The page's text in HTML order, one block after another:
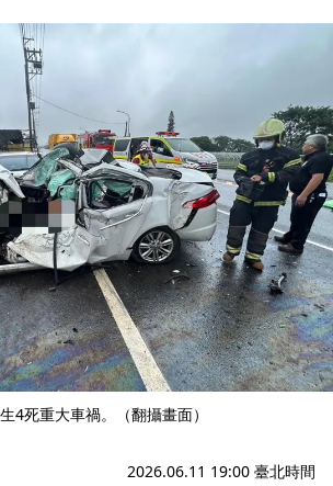
4死重大車禍。（翻攝畫面）
2026.06.11 19:00 臺北時間